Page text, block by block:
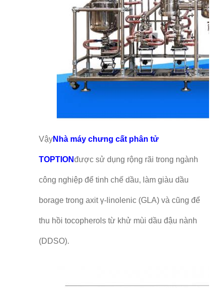
VậyNhà máy chưng cất phân tử
TOPTIONđược sử dụng rộng rãi trong ngành
công nghiệp để tinh chế dầu, làm giàu dầu
borage trong axit γ-linolenic (GLA) và cũng để
thu hồi tocopherols từ khử mùi dầu đậu nành
(DDSO).